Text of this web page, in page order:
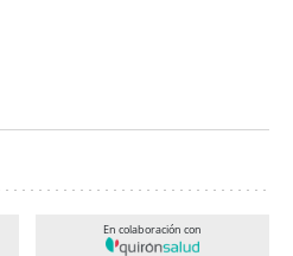
En colaboración con